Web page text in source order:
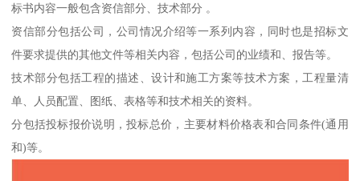
标书内容一般包含资信部分、技术部分 。
资信部分包括公司，公司情况介绍等一系列内容，同时也是招标文
件要求提供的其他文件等相关内容，包括公司的业绩和、报告等。
技术部分包括工程的描述、设计和施工方案等技术方案，工程量清
单、人员配置、图纸、表格等和技术相关的资料。
分包括投标报价说明，投标总价，主要材料价格表和合同条件(通用
和)等。